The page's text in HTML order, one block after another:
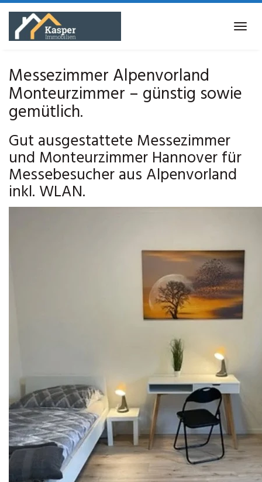
Skip
main
Messezimmer Alpenvorland
Monteurzimmer – günstig sowie
gemütlich.
Gut ausgestattete Messezimmer
und Monteurzimmer Hannover für
Messebesucher aus Alpenvorland
inkl. WLAN.